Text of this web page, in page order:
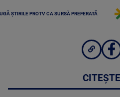
ȘTIRILE PROTV CA SURSĂ PREFERATĂ